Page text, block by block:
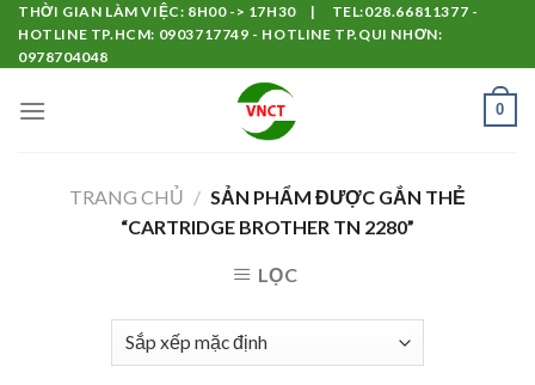
Skip
content
THỜI GIAN LÀM VIỆC: 8H00 -> 17H30 | TEL:028.66811377 -
HOTLINE TP.HCM: 0903717749 - HOTLINE TP.QUI NHƠN:
0978704048
0
TRANG CHỦ / SẢN PHẨM ĐƯỢC GẮN THẺ
“CARTRIDGE BROTHER TN 2280”
LỌC